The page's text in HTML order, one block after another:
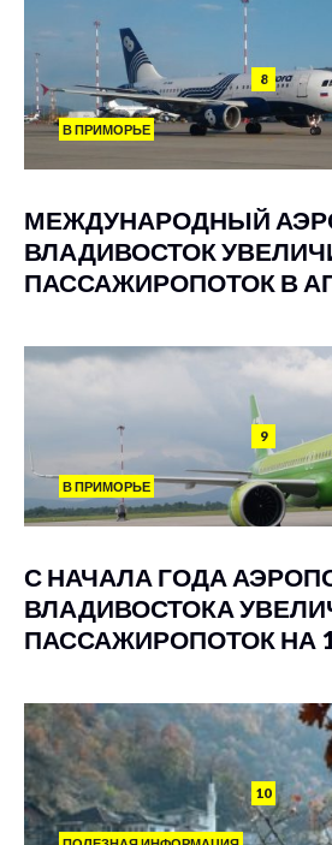
8
В ПРИМОРЬЕ
МЕЖДУНАРОДНЫЙ
ВЛАДИВОСТОК
ПАССАЖИРОПОТОК В
9
В ПРИМОРЬЕ
С НАЧАЛА ГОДА
ВЛАДИВОСТОКА
ПАССАЖИРОПОТОК НА
10